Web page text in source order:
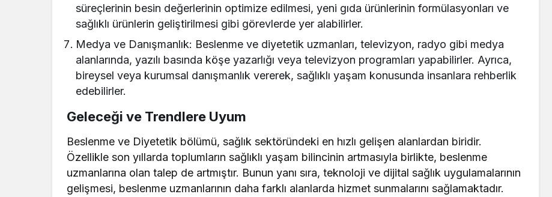
süreçlerinin besin değerlerinin optimize edilmesi, yeni gıda ürünlerinin formülasyonları ve
sağlıklı ürünlerin geliştirilmesi gibi görevlerde yer alabilirler.
Medya ve Danışmanlık: Beslenme ve diyetetik uzmanları, televizyon, radyo gibi medya
alanlarında, yazılı basında köşe yazarlığı veya televizyon programları yapabilirler. Ayrıca,
bireysel veya kurumsal danışmanlık vererek, sağlıklı yaşam konusunda insanlara rehberlik
edebilirler.
Geleceği ve Trendlere Uyum
Beslenme ve Diyetetik bölümü, sağlık sektöründeki en hızlı gelişen alanlardan biridir.
Özellikle son yıllarda toplumların sağlıklı yaşam bilincinin artmasıyla birlikte, beslenme
uzmanlarına olan talep de artmıştır. Bunun yanı sıra, teknoloji ve dijital sağlık uygulamalarının
gelişmesi, beslenme uzmanlarının daha farklı alanlarda hizmet sunmalarını sağlamaktadır.